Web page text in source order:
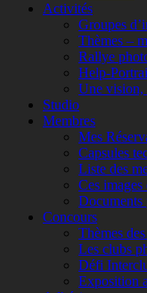
Activités
Groupes
Thèmes –
Rallye
Help-
Une vision,
Studio
Membres
Mes
Capsules
Liste des
Ces
Documents
Concours
Thèmes
Les clubs
Défi
Exposition